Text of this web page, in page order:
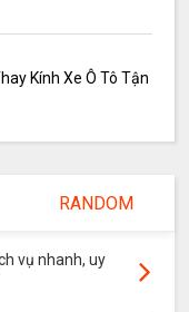
Kính Xe Ô Tô Tận
RANDOM
vụ nhanh, uy